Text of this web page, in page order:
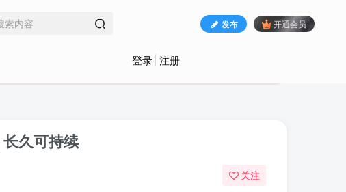
发布 开通会员
登录 注册
久可持续
关注